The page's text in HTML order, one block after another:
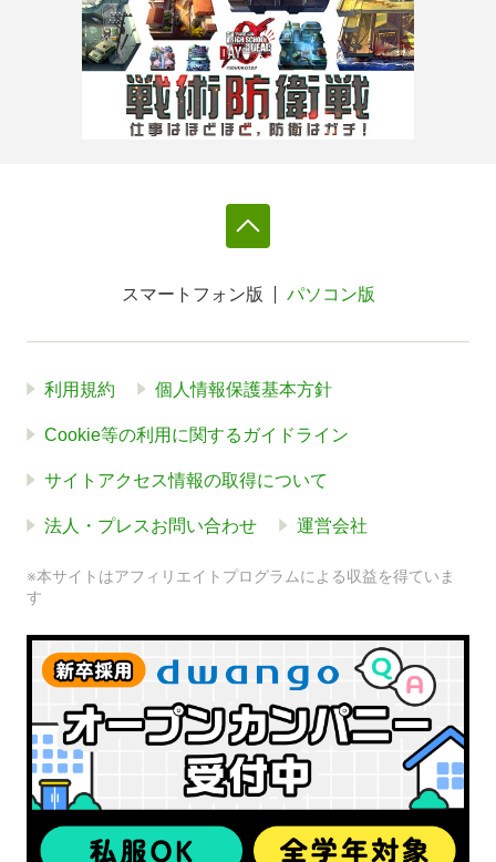
スマートフォン版 パソコン版
利用規約 個人情報保護基本方針
Cookie等の利用に関するガイドライン
サイトアクセス情報の取得について
法人・プレスお問い合わせ 運営会社
※本サイトはアフィリエイトプログラムによる収益を得ていま
す